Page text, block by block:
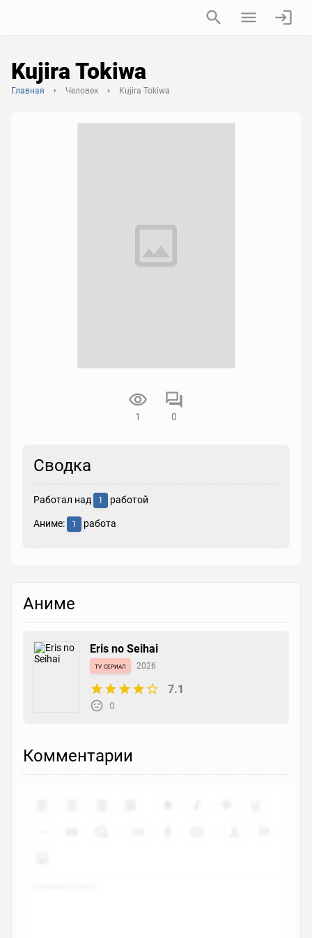
Kujira Tokiwa
Главная Человек Kujira Tokiwa
1 0
Сводка
Работал над 1 работой
Аниме: 1 работа
Аниме
Eris no Seihai
tv сериал 2026
7.1
0
Комментарии